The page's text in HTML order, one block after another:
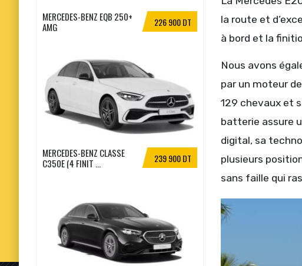
la route et
à bord et la
Nous avons
par un moteur
129 chevaux et
batterie assure
digital, sa
plusieurs
sans faille qui
226 900 DT
MERCEDES-BENZ EQB 250+
AMG
239 900 DT
MERCEDES-BENZ CLASSE
C350E (4 FINIT ...